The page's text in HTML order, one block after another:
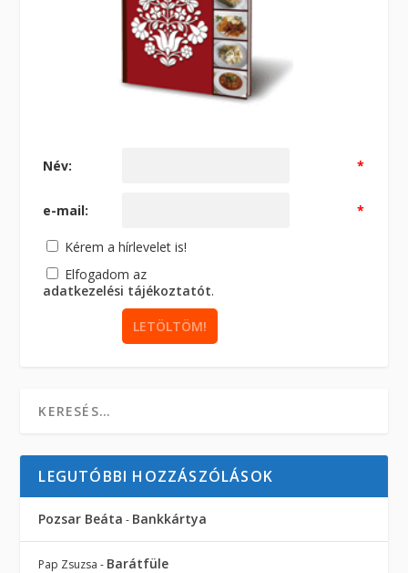
Név: *
e-mail: *
Kérem a hírlevelet is!
Elfogadom az
adatkezelési tájékoztatót.
LEGUTÓBBI HOZZÁSZÓLÁSOK
Pozsar Beáta - Bankkártya
Pap Zsuzsa - Barátfüle